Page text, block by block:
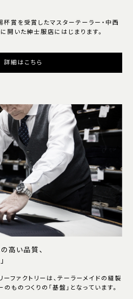
賞を受賞したマスターテーラー・中西
開いた紳士服店にはじまります。
詳細はこちら
高い品質、
ファクトリーは、テーラーメイドの縫製
ものつくりの「基盤」となっています。